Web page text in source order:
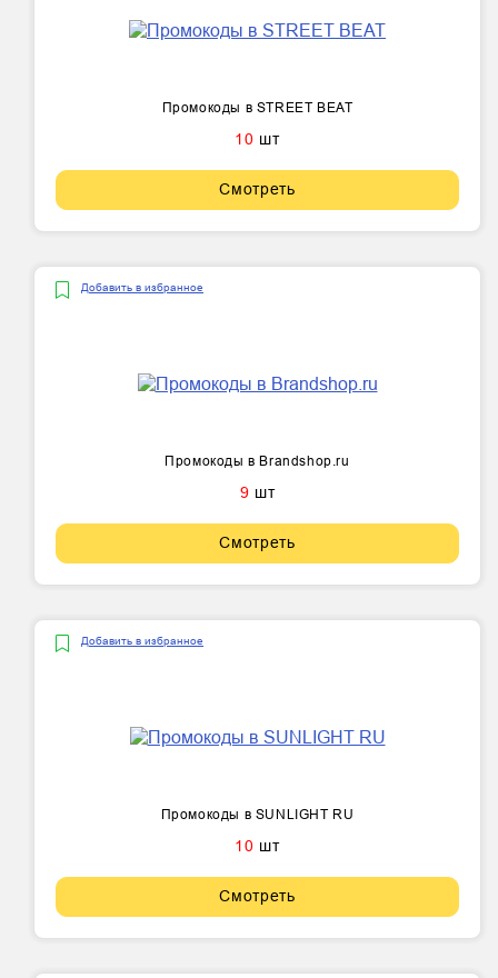
Промокоды в STREET BEAT
10 шт
Смотреть
Добавить в избранное
Промокоды в Brandshop.ru
9 шт
Смотреть
Добавить в избранное
Промокоды в SUNLIGHT RU
10 шт
Смотреть